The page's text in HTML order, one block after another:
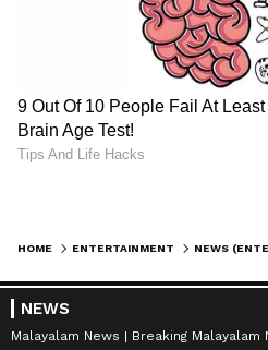
HOME ENTERTAINMENT NEWS
NEWS
Malayalam News
Breaking Malayalam